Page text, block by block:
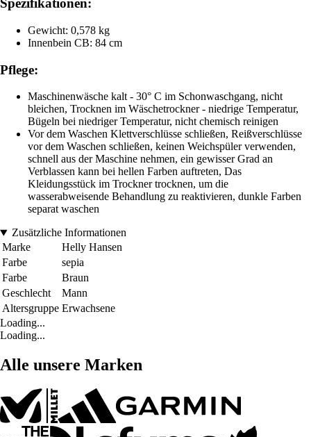
Spezifikationen:
Gewicht: 0,578 kg
Innenbein CB: 84 cm
Pflege:
Maschinenwäsche kalt - 30° C im Schonwaschgang, nicht
bleichen, Trocknen im Wäschetrockner - niedrige Temperatur,
Bügeln bei niedriger Temperatur, nicht chemisch reinigen
Vor dem Waschen Klettverschlüsse schließen, Reißverschlüsse
vor dem Waschen schließen, keinen Weichspüler verwenden,
schnell aus der Maschine nehmen, ein gewisser Grad an
Verblassen kann bei hellen Farben auftreten, Das
Kleidungsstück im Trockner trocknen, um die
wasserabweisende Behandlung zu reaktivieren, dunkle Farben
separat waschen
Zusätzliche Informationen
Marke
Helly Hansen
Farbe
sepia
Farbe
Braun
Geschlecht
Mann
Altersgruppe Erwachsene
Loading...
Loading...
Alle unsere Marken